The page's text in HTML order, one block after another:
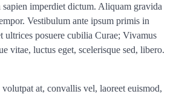
imperdiet dictum. Aliquam gravida
Vestibulum ante ipsum primis in
ultrices posuere cubilia Curae; Vivamus
vitae, luctus eget, scelerisque sed, libero.
at, convallis vel, laoreet euismod,